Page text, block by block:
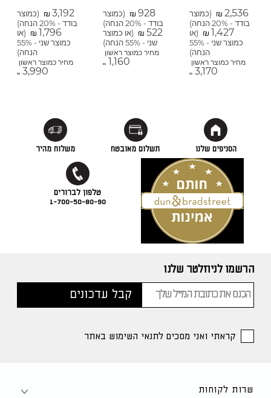
₪ 2,536
(כמוצר
בודד - 20% הנחה)
₪ 1,427
(או
כמוצר שני - 55%
הנחה)
מחיר כמוצר ראשון
₪ 3,170
₪ 928
(כמוצר
בודד - 20% הנחה)
₪ 522
(או כמוצר
שני - 55% הנחה)
מחיר כמוצר ראשון
₪ 1,160
₪ 3,192
(כמוצר
בודד - 20% הנחה)
₪ 1,796
(או
כמוצר שני - 55%
הנחה)
מחיר כמוצר ראשון
₪ 3,990
הסניפים שלנו תשלום מאובטח משלוח מהיר
1-700-50-80-90
הרשמו לניוזלטר שלנו
קראתי ואני מסכים לתנאי השימוש באתר
שרות לקוחות